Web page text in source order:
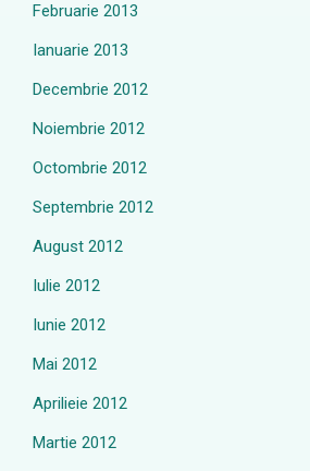
Februarie 2013
Ianuarie 2013
Decembrie 2012
Noiembrie 2012
Octombrie 2012
Septembrie 2012
August 2012
Iulie 2012
Iunie 2012
Mai 2012
Aprilieie 2012
Martie 2012